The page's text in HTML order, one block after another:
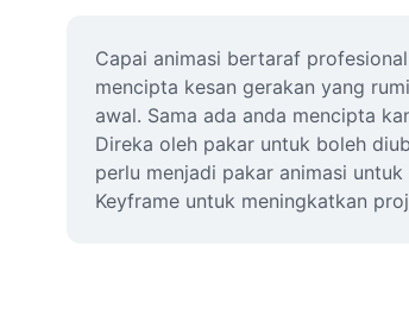
Capai animasi bertaraf
mencipta kesan gerakan yang
awal. Sama ada anda mencipta
Direka oleh pakar untuk boleh
perlu menjadi pakar animasi
Keyframe untuk meningkatkan